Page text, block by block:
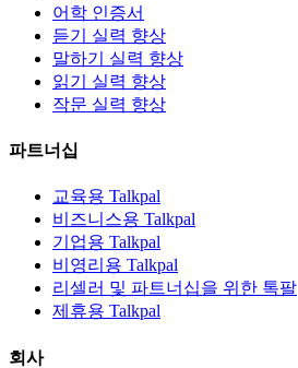
어학 인증서
듣기 실력 향상
말하기 실력 향상
읽기 실력 향상
작문 실력 향상
파트너십
교육용 Talkpal
비즈니스용 Talkpal
기업용 Talkpal
비영리용 Talkpal
리셀러 및 파트너십을 위한 톡팔
제휴용 Talkpal
회사